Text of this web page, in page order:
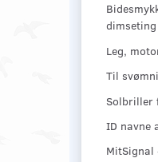
dimseting
Leg,
Til
Solbriller
ID navne